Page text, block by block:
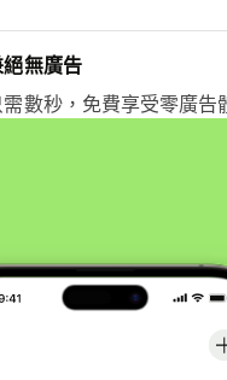
無廣告
數秒，免費享受零廣告